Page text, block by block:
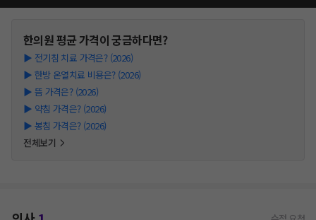
한의원평균 가격이 궁금하다면?
▶ 전기침 치료 가격은? (2026)
▶ 한방 온열치료 비용은? (2026)
▶ 뜸 가격은? (2026)
▶ 약침 가격은? (2026)
▶ 봉침 가격은? (2026)
전체보기